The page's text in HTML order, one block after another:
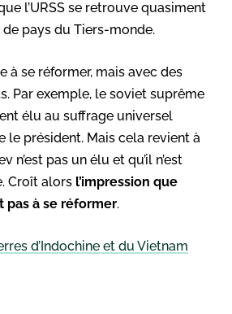
l’URSS se retrouve quasiment
pays du Tiers-monde.
à se réformer, mais avec des
Par exemple, le soviet suprême
élu au suffrage universel
le président. Mais cela revient à
n’est pas un élu et qu’il n’est
Croît alors l’impression que
pas à se réformer.
d’Indochine et du Vietnam